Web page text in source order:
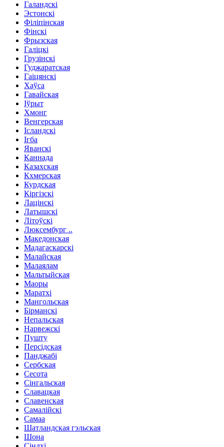
Галандскі
Эстонскі
Філіпінская
Фінскі
Фрызская
Галіцкі
Грузінскі
Гуджаратская
Гаіцянскі
Хаўса
Гавайская
Іўрыт
Хмонг
Венгерская
Ісландскі
Ігба
Яванскі
Каннада
Казахская
Кхмерская
Курдская
Кіргізскі
Лацінскі
Латышскі
Літоўскі
Люксембург ..
Македонская
Мадагаскарскі
Малайская
Малаялам
Мальтыйская
Маоры
Маратхі
Мангольская
Бірманскі
Непальская
Нарвежскі
Пушту
Персідская
Панджабі
Сербская
Сесота
Сінгальская
Славацкая
Славенская
Самалійскі
Самаа
Шатландская гэльская
Шона